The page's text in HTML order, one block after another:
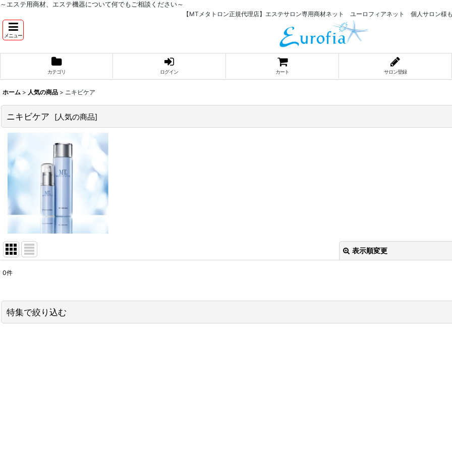
～エステ用商材、エステ機器について何でもご相談ください～
【MTメタトロン正規代理店】エステサロン専用商材ネット ユーロフィアネット 個人サロン様
メニュー
カテゴリ ログイン カート サロン登録
ホーム > 人気の商品 > ニキビケア
ニキビケア [人気の商品]
表示順変更
並び順 :
0件
特集で絞り込む